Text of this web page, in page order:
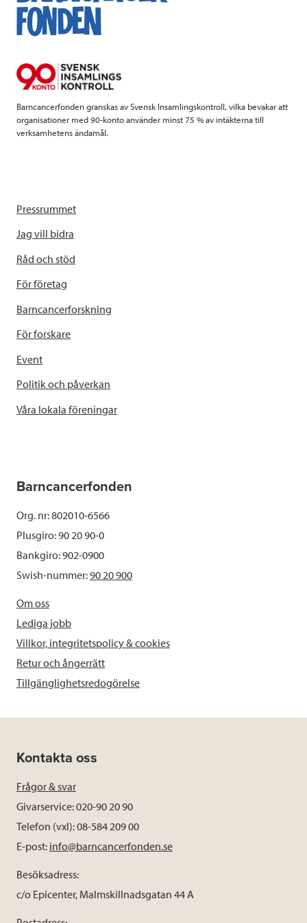
o
k
n
Barncancerfonden granskas av Svensk Insamlingskontroll, vilka bevakar att
organisationer med 90-konto använder minst 75 % av intäkterna till
verksamhetens ändamål.
Pressrummet
Jag vill bidra
Råd och stöd
För företag
Barncancerforskning
För forskare
Event
Politik och påverkan
Våra lokala föreningar
Barncancerfonden
Org. nr: 802010-6566
Plusgiro: 90 20 90-0
Bankgiro: 902-0900
Swish-nummer:90 20 900
Om oss
Lediga jobb
Villkor, integritetspolicy & cookies
Retur och ångerrätt
Tillgänglighetsredogörelse
Kontakta oss
Frågor & svar
Givarservice: 020-90 20 90
Telefon (vxl): 08-584 209 00
E-post: info@barncancerfonden.se
Besöksadress:
c/o Epicenter, Malmskillnadsgatan 44 A